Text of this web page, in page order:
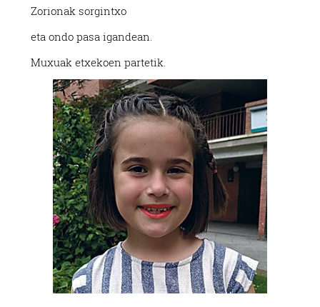
Zorionak sorgintxo
eta ondo pasa igandean.
Muxuak etxekoen partetik.